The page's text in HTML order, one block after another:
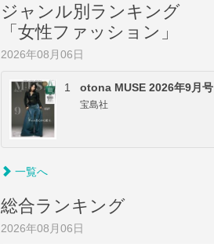
ジャンル別ランキング
「女性ファッション」
2026年08月06日
1 otona MUSE 2026年9月号
宝島社
一覧へ
総合ランキング
2026年08月06日